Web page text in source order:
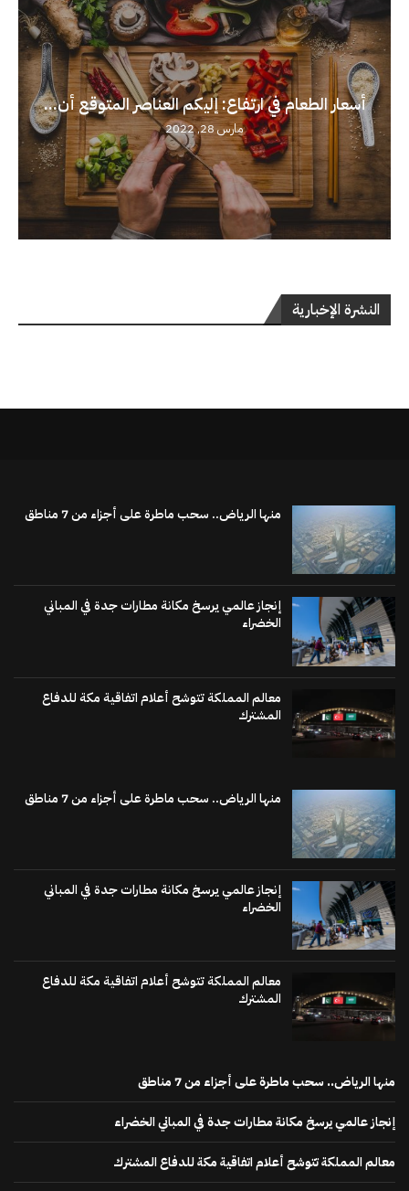
أسعار الطعام في ارتفاع: إليكم العناصر المتوقع أن...
مارس 28, 2022
النشرة الإخبارية
منها الرياض.. سحب ماطرة على أجزاء من 7 مناطق
إنجاز عالمي يرسخ مكانة مطارات جدة في المباني
الخضراء
معالم المملكة تتوشح أعلام اتفاقية مكة للدفاع
المشترك
منها الرياض.. سحب ماطرة على أجزاء من 7 مناطق
إنجاز عالمي يرسخ مكانة مطارات جدة في المباني
الخضراء
معالم المملكة تتوشح أعلام اتفاقية مكة للدفاع
المشترك
منها الرياض.. سحب ماطرة على أجزاء من 7 مناطق
إنجاز عالمي يرسخ مكانة مطارات جدة في المباني الخضراء
معالم المملكة تتوشح أعلام اتفاقية مكة للدفاع المشترك